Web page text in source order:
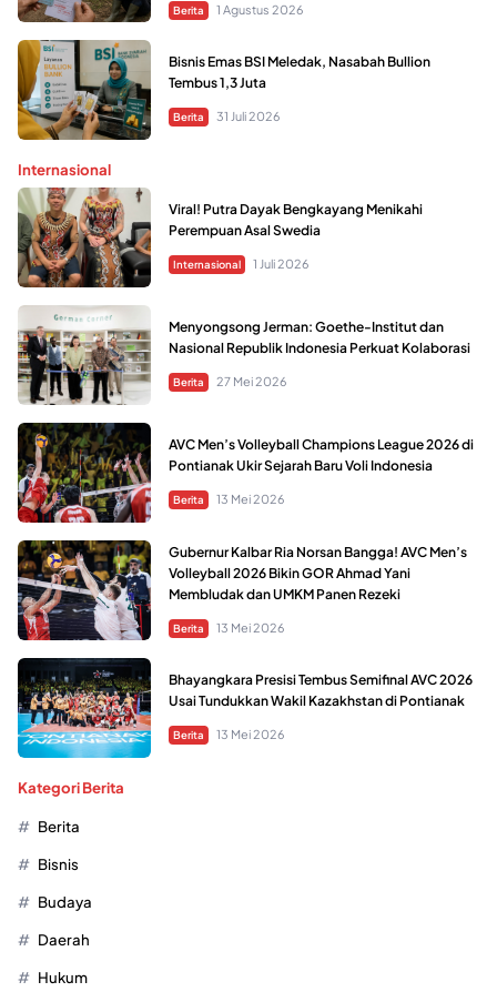
Berita 1 Agustus 2026
Bisnis Emas BSI Meledak, Nasabah Bullion
Tembus 1,3 Juta
Berita 31 Juli 2026
Internasional
Viral! Putra Dayak Bengkayang Menikahi
Perempuan Asal Swedia
Internasional 1 Juli 2026
Menyongsong Jerman: Goethe-Institut dan
Nasional Republik Indonesia Perkuat Kolaborasi
Berita 27 Mei 2026
AVC Men’s Volleyball Champions League 2026 di
Pontianak Ukir Sejarah Baru Voli Indonesia
Berita 13 Mei 2026
Gubernur Kalbar Ria Norsan Bangga! AVC Men’s
Volleyball 2026 Bikin GOR Ahmad Yani
Membludak dan UMKM Panen Rezeki
Berita 13 Mei 2026
Bhayangkara Presisi Tembus Semifinal AVC 2026
Usai Tundukkan Wakil Kazakhstan di Pontianak
Berita 13 Mei 2026
Kategori Berita
Berita
Bisnis
Budaya
Daerah
Hukum